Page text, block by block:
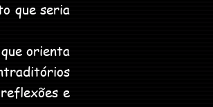
que seria
orienta
e